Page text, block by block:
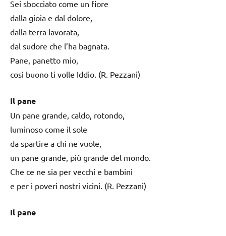
Sei sbocciato come un fiore
dalla gioia e dal dolore,
dalla terra lavorata,
dal sudore che l’ha bagnata.
Pane, panetto mio,
così buono ti volle Iddio. (R. Pezzani)
Il pane
Un pane grande, caldo, rotondo,
luminoso come il sole
da spartire a chi ne vuole,
un pane grande, più grande del mondo.
Che ce ne sia per vecchi e bambini
e per i poveri nostri vicini. (R. Pezzani)
Il pane